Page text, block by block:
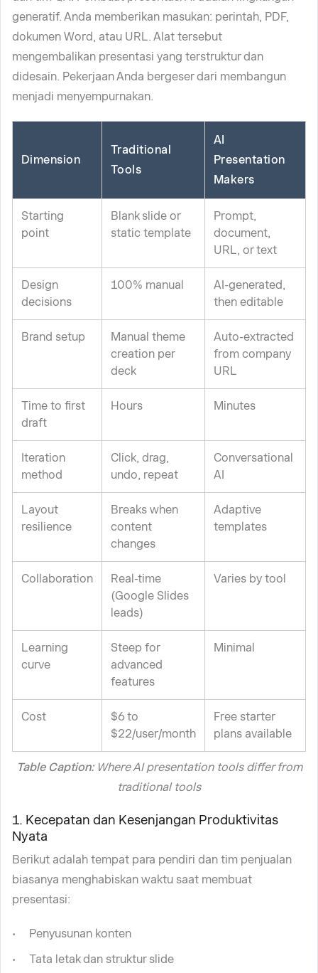
generatif. Anda memberikan masukan: perintah, PDF,
dokumen Word, atau URL. Alat tersebut
mengembalikan presentasi yang terstruktur dan
didesain. Pekerjaan Anda bergeser dari membangun
menjadi menyempurnakan.
Dimension
Traditional
Tools
AI
Presentation
Makers
Starting
point
Blank slide or
static template
Prompt,
document,
URL, or text
Design
decisions
100% manual
AI-generated,
then editable
Brand setup
Manual theme
creation per
deck
Auto-extracted
from company
URL
Time to first
draft
Hours Minutes
Iteration
method
Click, drag,
undo, repeat
Conversational
AI
Layout
resilience
Breaks when
content
changes
Adaptive
templates
Collaboration
Real-time
(Google Slides
leads)
Varies by tool
Learning
curve
Steep for
advanced
features
Minimal
Cost
$6 to
$22/user/month
Free starter
plans available
Table Caption:Where AI presentation tools differ from
traditional tools
1. Kecepatan dan Kesenjangan Produktivitas
Nyata
Berikut adalah tempat para pendiri dan tim penjualan
biasanya menghabiskan waktu saat membuat
presentasi:
Penyusunan konten
Tata letak dan struktur slide